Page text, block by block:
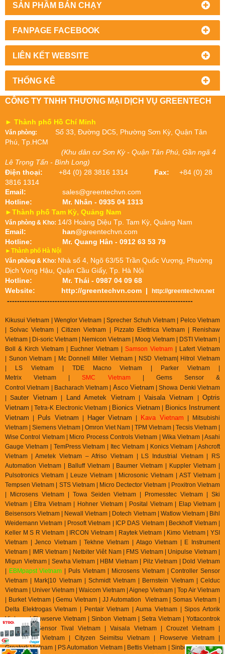
SẢN PHẦM BÁN CHẠY
FANPAGE FACEBOOK
LIÊN KẾT WEBSITE
THỐNG KÊ
CÔNG TY TNHH THƯƠNG MẠI DỊCH VỤ GREENTECH
► Thành phố Hồ Chí Minh
Văn phòng: Số 33, Đường DC5, Phường Sơn Kỳ, Quận Tân
Phú, Tp.HCM
(Khu dân cư Sơn Kỳ - Quận Tân Phú, Gần ngã 4
Lê Trọng Tấn - Bình Long)
Điện thoại: +84 (0) 28 3816 1314 Fax: +84 (0) 28
3816 1314
Email:
sales@greentechvn.com
Hotline:
Mr. Nhân - 0935 04 1313
►Thành phố Tam Kỳ, Quảng Nam
Văn phòng & Kho: 14/3 Hoàng Diệu Tp. Tam Kỳ, Quảng Nam
Email:
han@greentechvn.com
Hotline:
Mr. Quang Hân - 0912 63 53 79
►Thành phố Hà Nội
Văn phòng & Kho: Nhà số 4, Ngõ 63/55 Trần Quốc Vượng, Phường
Dịch Vọng Hậu, Quận Cầu Giấy, Tp. Hà Nội
Hotline:
Mr. Thái - 0987 04 09 68
Website: http://greentechvn.com | http://greentechvn.net
--------------------------------------------------------------------------
Kikusui Vietnam | Wenglor Vietnam | Sprecher Schuh Vietnam |
Pelco Vietnam
| Solvac Vietnam | Citizen Vietnam |
Pizzato Elettrica Vietnam| Renishaw
Vietnam | Di-soric Vietnam |
Nemicon Vietnam | Moog Vietnam | DSTI Vietnam |
Boll & Kirch Vietnam | Euchner Vietnam | Samson Vietnam | Lafert Vietnam
| Sunon Vietnam | Mc Donnell Miller Vietnam | NSD Vietnam| Hitrol Vietnam
| LS Vietnam | TDE Macno Vietnam | Parker Vietnam |
MetrixVietnam |SMC Vietnam| Gems Sensor &
ControlVietnam Bacharach Vietnam | Asco Vietnam |Showa Denki Vietnam
| Sauter Vietnam Land Ametek Vietnam Vaisala Vietnam |Optris
Vietnam | Tetra-K Electronic Vietnam | Bionics Vietnam
Bionics Instrument
Vietnam
Puls Vietnam Hager Vietnam Kava Vietnam | Mitsubishi
Vietnam | Siemens Vietnam | Omron Viet Nam | TPM Vietnam | Tecsis Vietnam |
Wise Control Vietnam | Micro Process Controls Vietnam | Wika Vietnam | Asahi
Gauge Vietnam | TemPress Vietnam | Itec Vietnam | Konics Vietnam | Ashcroft
Vietnam | Ametek Vietnam – Afriso Vietnam | LS Industrial Vietnam | RS
Automation Vietnam | Balluff Vietnam | Baumer Vietnam | Kuppler Vietnam |
Pulsotronics Vietnam | Leuze Vietnam | Microsonic Vietnam | AST Vietnam |
Tempsen Vietnam | STS Vietnam | Micro Dectector Vietnam | Proxitron Vietnam
| Microsens Vietnam | Towa Seiden Vietnam | Promesstec Vietnam | Ski
Vietnam | Eltra Vietnam | Hohner Vietnam | Posital Vietnam | Elap Vietnam |
Beisensors Vietnam | Newall Vietnam | Dotech Vietnam | Watlow Vietnam | Bihl
Weidemann Vietnam | Prosoft Vietnam | ICP DAS Vietnam | Beckhoff Vietnam |
Keller M S R Vietnam | IRCON Vietnam | Raytek Vietnam | Kimo Vietnam | YSI
Vietnam | Jenco Vietnam | Tekhne Vietnam | Atago Vietnam | E Instrument
Vietnam | IMR Vietnam | Netbiter Viêt Nam | FMS Vietnam | Unipulse Vietnam |
Migun Vietnam | Sewha Vietnam | HBM Vietnam | Pilz Vietnam | Dold Vietnam
EBMpapst Vietnam | Puls Vietnam | Microsens Vietnam | Controller Sensor
Vietnam | Mark|10 Vietnam | Schmidt Vietnam | Bernstein Vietnam | Celduc
Vietnam | Univer Vietnam | Waicom Vietnam | Aignep Vietnam | Top Air Vietnam
| Burket Vietnam |Gemu Vietnam | JJ Automation Vietnam | Somas Vietnam |
Delta Elektrogas Vietnam | Pentair Vietnam | Auma Vietnam | Sipos Artorik
Vietnam | Flowserve Vietnam | Sinbon Vietnam | Setra Vietnam | Yottacontrok
Vietnam | Sensor Tival Vietnam | Vaisala Vietnam | Crouzet Vietnam |
RheinTacho Vietnam | Cityzen Seimitsu Vietnam | Flowserve Vietnam |
Greatork Vietnam | PS Automation Vietnam | Bettis Vietnam | Sinbon Vietnam |